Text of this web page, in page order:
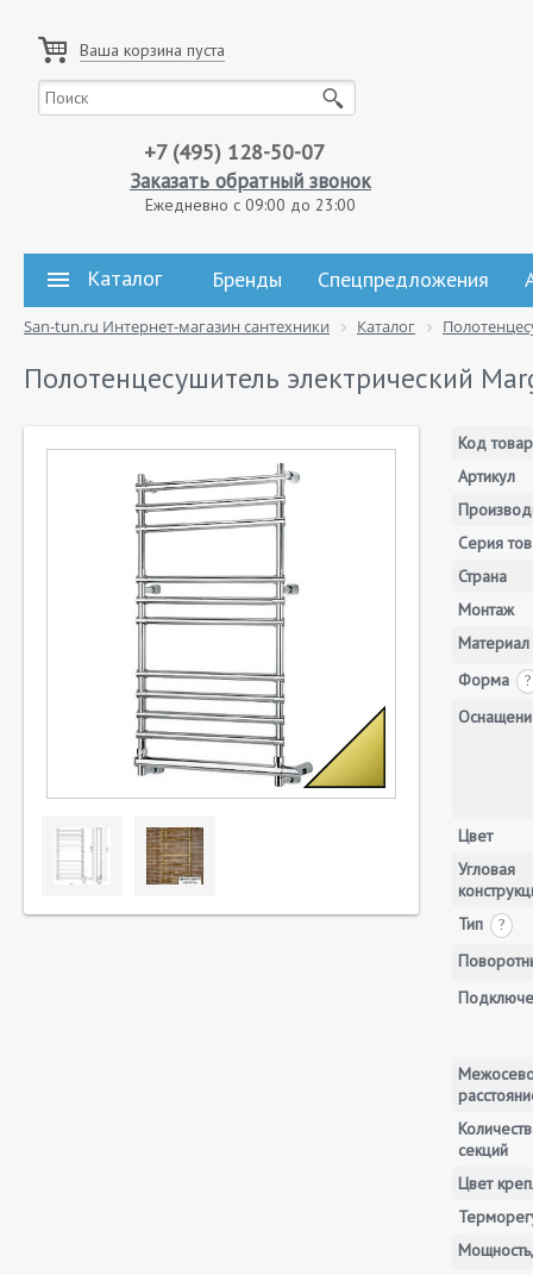
Ваша корзина пуста
+7 (495) 128-50-07
Заказать обратный звонок
Ежедневно с 09:00 до 23:00
Каталог Бренды Спецпредложения
San-tun.ru Интернет-магазин сантехники Каталог
Полотенцесушитель электрический
Код
Артикул
Серия
Страна
Монтаж
Материал
Форма
?
Цвет
Угловая
Тип
?
секций
Цвет